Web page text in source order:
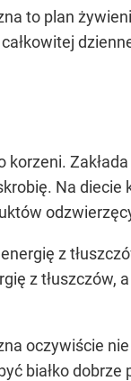
to plan
korzeni.
Na
z
z tłuszczów,
oczywiście
białko dobrze